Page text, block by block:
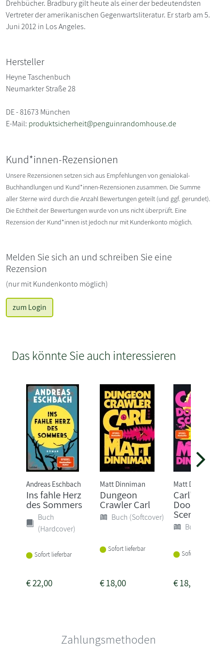
Drehbücher. Bradbury gilt heute als einer der bedeutendsten
Vertreter der amerikanischen Gegenwartsliteratur. Er starb am 5.
Juni 2012 in Los Angeles.
Hersteller
Heyne Taschenbuch
Neumarkter Straße 28
DE - 81673 München
E-Mail: produktsicherheit@penguinrandomhouse.de
Kund*innen-Rezensionen
Unsere Rezensionen setzen sich aus Empfehlungen von genialokal-
Buchhandlungen und Kund*innen-Rezensionen zusammen. Die Summe
aller Sterne wird durch die Anzahl Bewertungen geteilt (und ggf. gerundet).
Die Echtheit der Bewertungen wurde von uns nicht überprüft. Eine
Rezension der Kund*innen ist jedoch nur mit Kundenkonto möglich.
Melden Sie sich an und schreiben Sie eine
Rezension
(nur mit Kundenkonto möglich)
zum Login
Das könnte Sie auch interessieren
Andreas Eschbach
Ins fahle Herz
des Sommers
Buch
(Hardcover)
Sofort lieferbar
€22,00
Matt Dinniman
Dungeon
Crawler Carl
Buch (Softcover)
Sofort lieferbar
€18,00
Matt
Carl's
Scenario
Buch
Sofort
€18,00
Zahlungsmethoden